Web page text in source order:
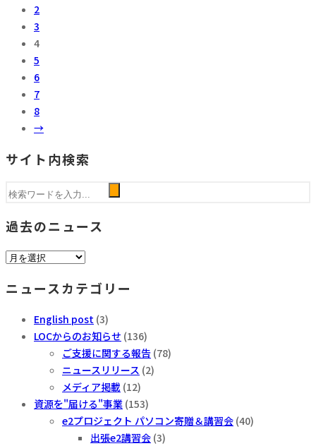
2
3
4
5
6
7
8
→
サイト内検索
過去のニュース
過
の
ニュースカテゴリー
English post (3)
LOCからのお知らせ (136)
ご支援に関する報告 (78)
ニュースリリース (2)
メディア掲載 (12)
資源を"届ける"事業 (153)
e2プロジェクト パソコン寄贈＆講習会 (40)
出張e2講習会 (3)